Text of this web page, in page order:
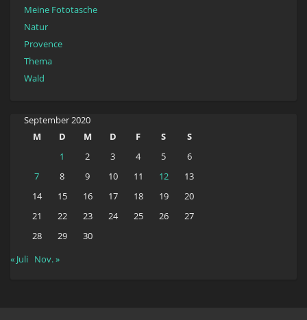
Meine Fototasche
Natur
Provence
Thema
Wald
September 2020
M
D M D F S
S
1
2 3 4 5
6
7
8 9 10 11 12
13
14
15 16 17 18 19
20
21
22 23 24 25 26
27
28
29
30
« Juli Nov. »